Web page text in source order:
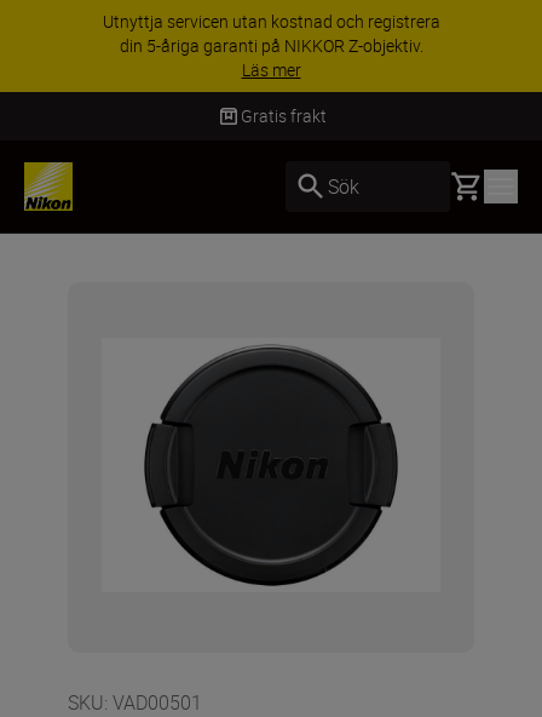
Utnyttja servicen utan kostnad och registrera
din 5-åriga garanti på NIKKOR Z-objektiv.
Läs mer
Gratis frakt
Sök Basket
SKU: VAD00501